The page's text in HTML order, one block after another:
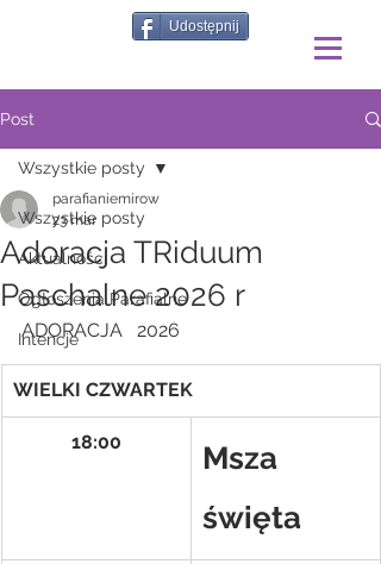
Udostępnij
Post
Wszystkie posty
Aktualności
Ogłoszenia Parafialne
Intencje
Wszystkie posty
Adoracja TRiduum
Paschalne 2026 r
parafianiemirow
23 mar
ADORACJA   2026
WIELKI CZWARTEK
18:00
Msza
święta